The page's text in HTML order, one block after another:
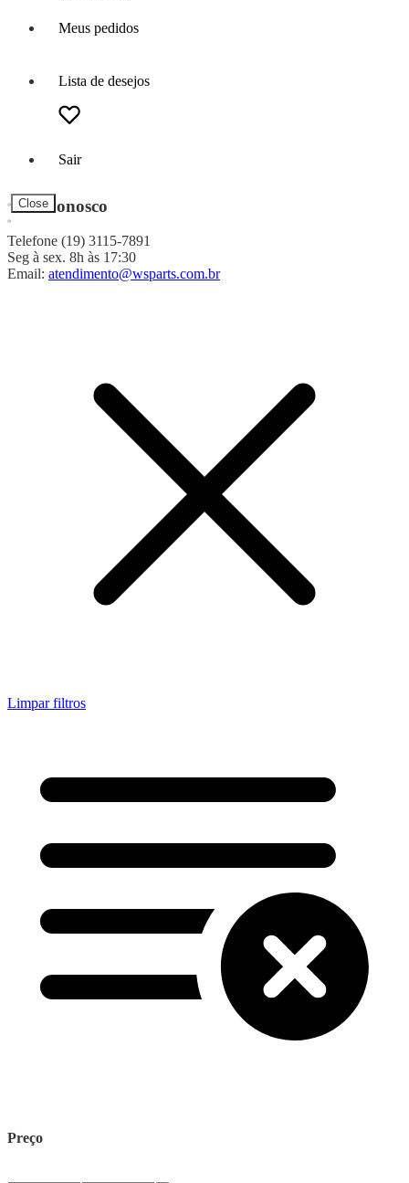
Meus pedidos
Lista de desejos
Sair
Close
Fale Conosco
Telefone (19) 3115-7891
Seg à sex. 8h às 17:30
Email: atendimento@wsparts.com.br
Limpar filtros
Preço